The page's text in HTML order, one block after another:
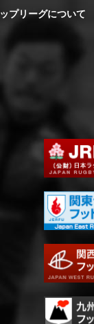
プリーグについて